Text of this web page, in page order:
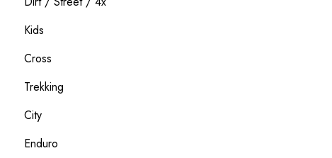
Kids
Cross
Trekking
City
Enduro